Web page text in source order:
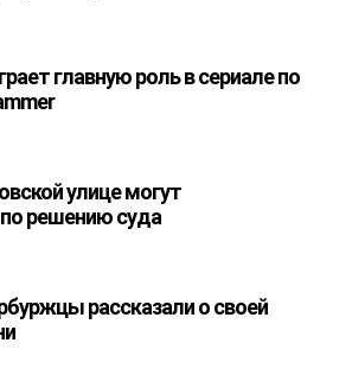
главную роль в сериале по
улице могут
решению суда
рассказали о своей